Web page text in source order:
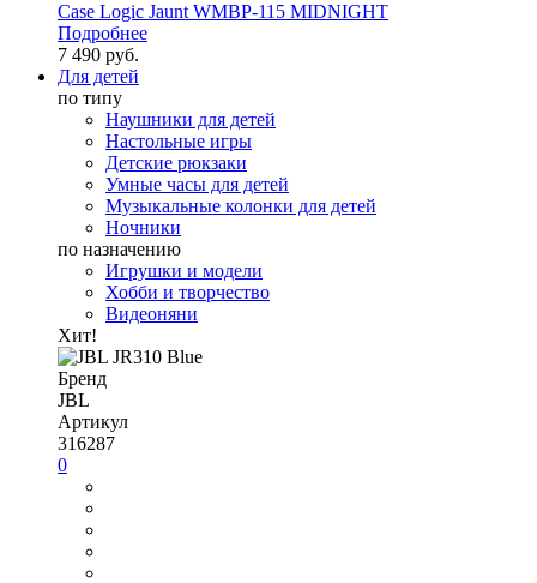
Case Logic Jaunt WMBP-115 MIDNIGHT
Подробнее
7 490 руб.
Для детей
по типу
Наушники для детей
Настольные игры
Детские рюкзаки
Умные часы для детей
Музыкальные колонки для детей
Ночники
по назначению
Игрушки и модели
Хобби и творчество
Видеоняни
Хит!
Бренд
JBL
Артикул
316287
0